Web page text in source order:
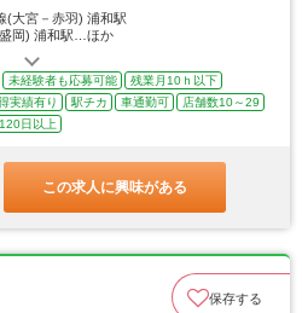
(大宮－赤羽) 浦和駅
盛岡) 浦和駅…ほか
未経験者も応募可能
残業月10ｈ以下
実績有り 駅チカ 車通勤可
店舗数10～29
日以上
この求人に興味がある
保存する